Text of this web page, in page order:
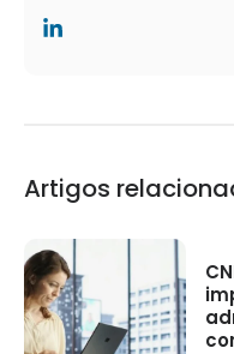
Artigos